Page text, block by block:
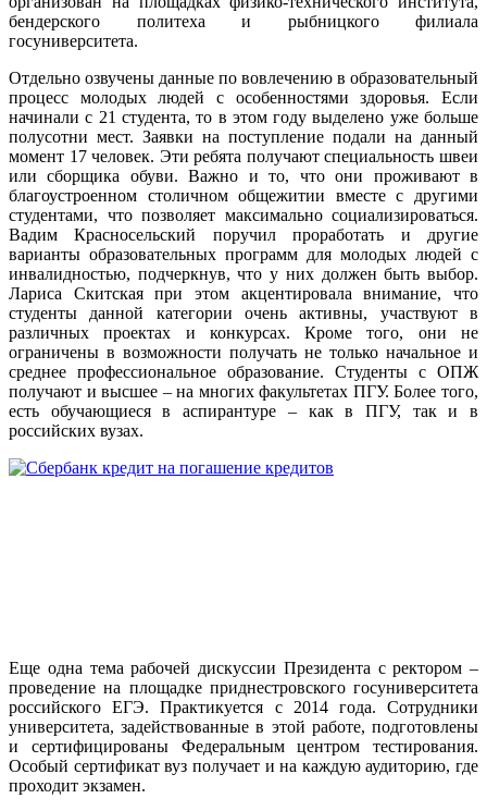
бендерского политеха и рыбницкого филиала
госуниверситета.
Отдельно озвучены данные по вовлечению в образовательный
процесс молодых людей с особенностями здоровья. Если
начинали с 21 студента, то в этом году выделено уже больше
полусотни мест. Заявки на поступление подали на данный
момент 17 человек. Эти ребята получают специальность швеи
или сборщика обуви. Важно и то, что они проживают в
благоустроенном столичном общежитии вместе с другими
студентами, что позволяет максимально социализироваться.
Вадим Красносельский поручил проработать и другие
варианты образовательных программ для молодых людей с
инвалидностью, подчеркнув, что у них должен быть выбор.
Лариса Скитская при этом акцентировала внимание, что
студенты данной категории очень активны, участвуют в
различных проектах и конкурсах. Кроме того, они не
ограничены в возможности получать не только начальное и
среднее профессиональное образование. Студенты с ОПЖ
получают и высшее – на многих факультетах ПГУ. Более того,
есть обучающиеся в аспирантуре – как в ПГУ, так и в
российских вузах.
Еще одна тема рабочей дискуссии Президента с ректором –
проведение на площадке приднестровского госуниверситета
российского ЕГЭ. Практикуется с 2014 года. Сотрудники
университета, задействованные в этой работе, подготовлены
и сертифицированы Федеральным центром тестирования.
Особый сертификат вуз получает и на каждую аудиторию, где
проходит экзамен.